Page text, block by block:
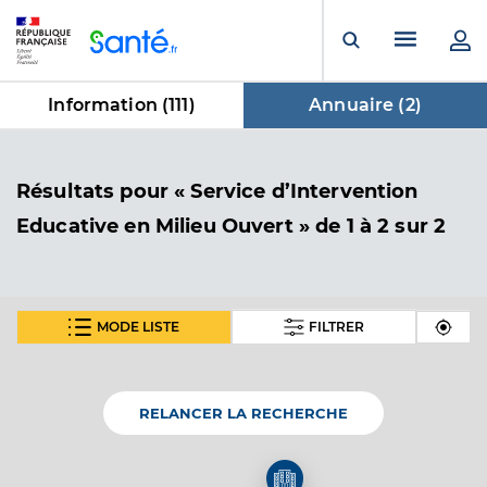
Ouvrir laMenu
Information (111) Annuaire (2)
Résultats dans Annuaire
pour « Service d’Intervention
Educative en Milieu Ouvert » de 1 à 2 sur 2
MODE LISTE FILTRER
Service de santé
Adresse
972 Av Mal de Lattre de Tassigny, 71000 Mâcon
RELANCER LA RECHERCHE